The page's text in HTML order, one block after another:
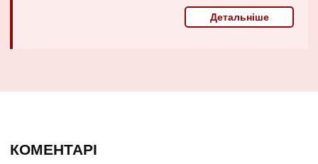
Детальніше
КОМЕНТАРІ